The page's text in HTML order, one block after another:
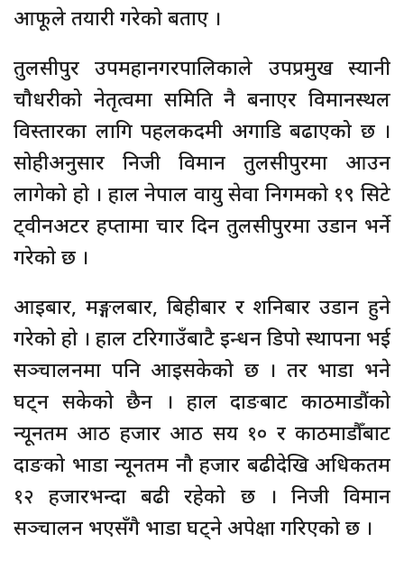
आफूले तयारी गरेको बताए ।
तुलसीपुर उपमहानगरपालिकाले उपप्रमुख स्यानी
चौधरीको नेतृत्वमा समिति नै बनाएर विमानस्थल
विस्तारका लागि पहलकदमी अगाडि बढाएको छ ।
सोहीअनुसार निजी विमान तुलसीपुरमा आउन
लागेको हो । हाल नेपाल वायु सेवा निगमको १९ सिटे
ट्वीनअटर हप्तामा चार दिन तुलसीपुरमा उडान भर्ने
गरेको छ ।
आइबार, मङ्गलबार, बिहीबार र शनिबार उडान हुने
गरेको हो । हाल टरिगाउँबाटै इन्धन डिपो स्थापना भई
सञ्चालनमा पनि आइसकेको छ । तर भाडा भने
घट्न सकेको छैन । हाल दाङबाट काठमाडौंको
न्यूनतम आठ हजार आठ सय १० र काठमाडौँबाट
दाङको भाडा न्यूनतम नौ हजार बढीदेखि अधिकतम
१२ हजारभन्दा बढी रहेको छ । निजी विमान
सञ्चालन भएसँगै भाडा घट्ने अपेक्षा गरिएको छ ।